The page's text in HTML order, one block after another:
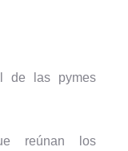
de las pymes
reúnan los